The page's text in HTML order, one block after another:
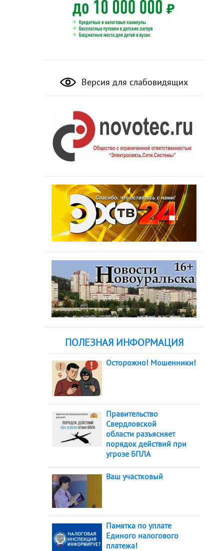
Версия для слабовидящих
ПОЛЕЗНАЯ ИНФОРМАЦИЯ
Осторожно! Мошенники!
Правительство
Свердловской
области разъясняет
порядок действий при
угрозе БПЛА
Ваш участковый
Памятка по уплате
Единого налогового
платежа!